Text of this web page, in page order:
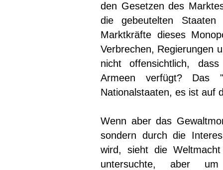
den Gesetzen des
die gebeutelten
Marktkräfte dieses
Verbrechen, Regierungen
nicht offensichtlich,
Armeen verfügt? Das
Nationalstaaten, es ist auf
Wenn aber das
sondern durch die
wird, sieht die
untersuchte, aber